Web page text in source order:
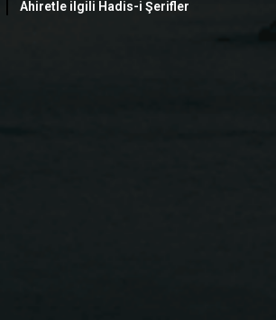
Ahiretle ilgili Hadis-i Şerifler